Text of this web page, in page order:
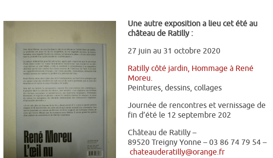
Une autre exposition a lieu cet été au
château de Ratilly :
27 juin au 31 octobre 2020
Ratilly côté jardin, Hommage à René
Moreu.
Peintures, dessins, collages
Journée de rencontres et vernissage de
fin d’été le 12 septembre 202
Château de Ratilly –
89520 Treigny Yonne – 03 86 74 79 54 –
chateauderatilly@orange.fr